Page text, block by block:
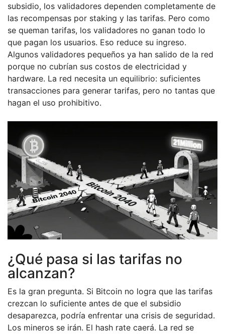
subsidio, los validadores dependen completamente de
las recompensas por staking y las tarifas. Pero como
se queman tarifas, los validadores no ganan todo lo
que pagan los usuarios. Eso reduce su ingreso.
Algunos validadores pequeños ya han salido de la red
porque no cubrían sus costos de electricidad y
hardware. La red necesita un equilibrio: suficientes
transacciones para generar tarifas, pero no tantas que
hagan el uso prohibitivo.
¿Qué pasa si las tarifas no
alcanzan?
Es la gran pregunta. Si Bitcoin no logra que las tarifas
crezcan lo suficiente antes de que el subsidio
desaparezca, podría enfrentar una crisis de seguridad.
Los mineros se irán. El hash rate caerá. La red se